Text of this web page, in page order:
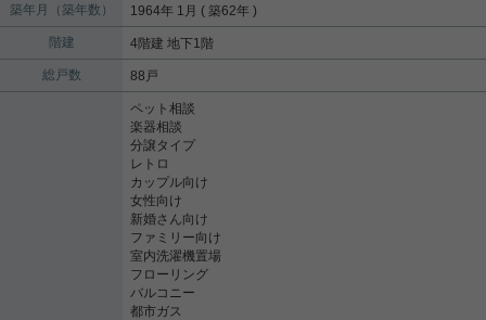
築年月（築年数） 1964年 1月 ( 築62年 )
階建 4階建 地下1階
総戸数 88戸
ペット相談
楽器相談
分譲タイプ
レトロ
カップル向け
女性向け
新婚さん向け
ファミリー向け
室内洗濯機置場
フローリング
バルコニー
都市ガス